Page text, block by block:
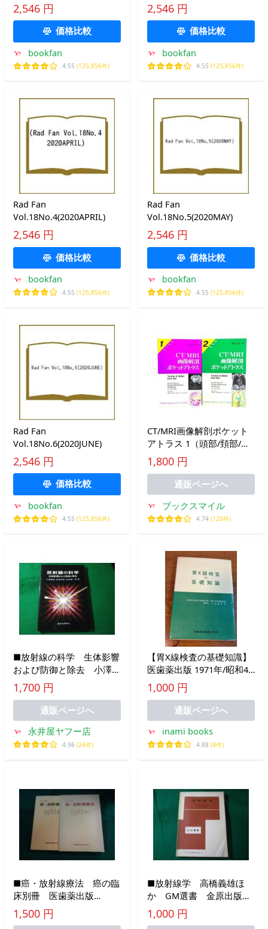
2,546 円
価格比較
bookfan
4.55 (125,856件)
2,546 円
価格比較
bookfan
4.55 (125,856件)
Rad Fan
Vol.18No.4(2020APRIL)
2,546 円
価格比較
bookfan
4.55 (125,856件)
Rad Fan
Vol.18No.5(2020MAY)
2,546 円
価格比較
bookfan
4.55 (125,856件)
Rad Fan
Vol.18No.6(2020JUNE)
2,546 円
価格比較
bookfan
4.55 (125,856件)
CT/MRI画像解剖ポケット
アトラス 1（頭部/頚部/脊
柱/関節）,2(胸部/腹部/骨
盤)2冊セット
1,800 円
通販ページへ
ブックスマイル
4.74 (120件)
■放射線の科学 生体影響
および防御と除去 小澤俊
彦ほか 東京化学同人
■FASD2026062419■
1,700 円
通販ページへ
永井屋ヤフー店
4.96 (24件)
【胃X線検査の基礎知識】
医歯薬出版 1971年/昭和46
年 発行 医学/医療機器/医
療/放射線
1,000 円
通販ページへ
inami books
4.88 (8件)
■癌・放射線療法 癌の臨
床別冊 医歯薬出版
■FASD2023111423■
1,500 円
■放射線学 高橋義雄ほ
か GM選書 金原出版
■FASD2025080605■
1,000 円